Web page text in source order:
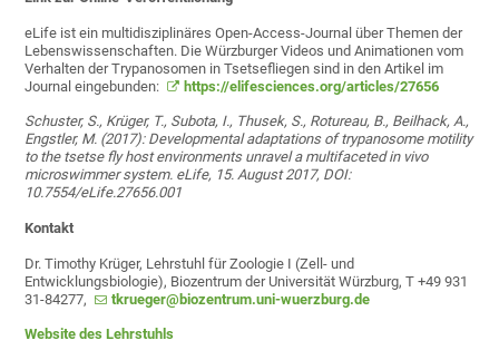
eLife ist ein multidisziplinäres Open-Access-Journal über Themen der
Lebenswissenschaften. Die Würzburger Videos und Animationen vom
Verhalten der Trypanosomen in Tsetsefliegen sind in den Artikel im
Journal eingebunden:
https://elifesciences.org/articles/27656
Schuster, S., Krüger, T., Subota, I., Thusek, S., Rotureau, B., Beilhack, A.,
Engstler, M. (2017): Developmental adaptations of trypanosome motility
to the tsetse fly host environments unravel a multifaceted in vivo
microswimmer system. eLife, 15. August 2017, DOI:
10.7554/eLife.27656.001
Kontakt
Dr. Timothy Krüger, Lehrstuhl für Zoologie I (Zell- und
Entwicklungsbiologie), Biozentrum der Universität Würzburg, T +49 931
31-84277,
tkrueger@biozentrum.uni-wuerzburg.de
Website des Lehrstuhls